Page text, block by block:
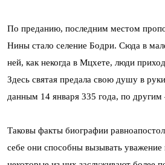
По преданию, последним местом
Нины стало селение Бодри. Сюда в
ней, как некогда в Мцхете, люди
Здесь святая предала свою душу в
данным 14 января 335 года, по
Таковы факты биографии
себе они способны вызывать уважение